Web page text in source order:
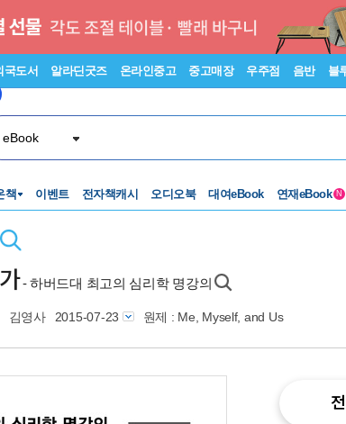
국도서 알라딘굿즈 온라인중고 중고매장 우주점 음반 블
eBook
책 이벤트 전자책캐시 오디오북 대여eBook 연재eBook N
- 하버드대 최고의 심리학 명강의
김영사 2015-07-23 원제 : Me, Myself, and Us